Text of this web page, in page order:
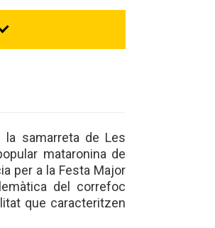
la samarreta de Les
mataronina de
per a la Festa Major
del correfoc
que caracteritzen